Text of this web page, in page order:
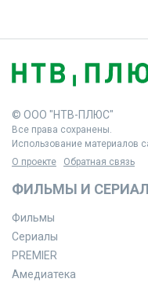
© ООО "НТВ-ПЛЮС"
Все права сохранены.
Использование материалов
О проекте
Обратная связь
ФИЛЬМЫ И
Фильмы
Сериалы
PREMIER
Амедиатека